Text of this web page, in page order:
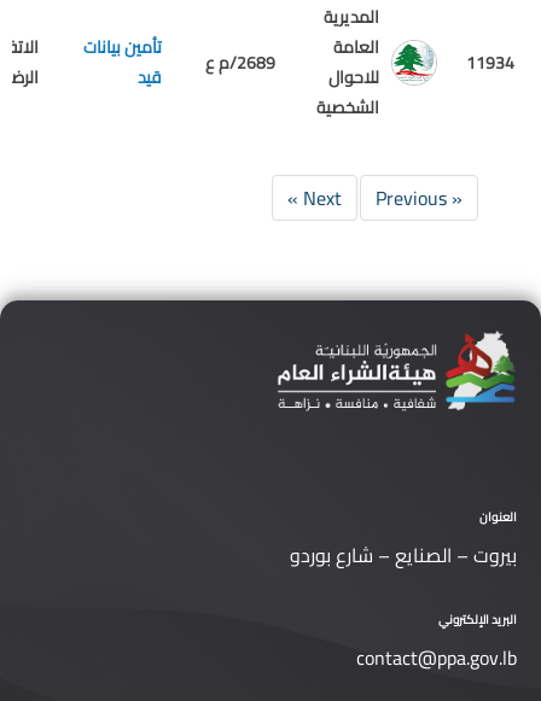
11934
المديرية
العامة
للاحوال
الشخصية
2689/م ع
تأمين بيانات
قيد
« Previous
Next »
العنوان
بيروت – الصنايع – شارع بوردو
البريد الإلكتروني
contact@ppa.gov.lb